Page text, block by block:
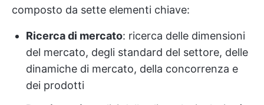
composto da sette elementi chiave:
Ricerca di mercato: ricerca delle dimensioni
del mercato, degli standard del settore, delle
dinamiche di mercato, della concorrenza e
dei prodotti